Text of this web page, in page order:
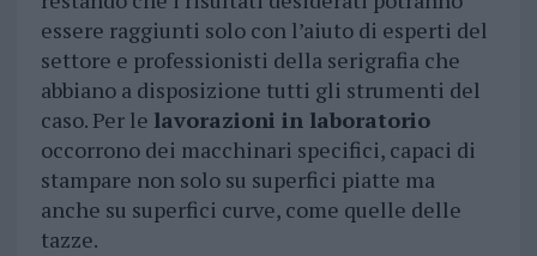
essere raggiunti solo con l’aiuto di esperti del
settore e professionisti della serigrafia che
abbiano a disposizione tutti gli strumenti del
caso. Per le lavorazioni in laboratorio
occorrono dei macchinari specifici, capaci di
stampare non solo su superfici piatte ma
anche su superfici curve, come quelle delle
tazze.